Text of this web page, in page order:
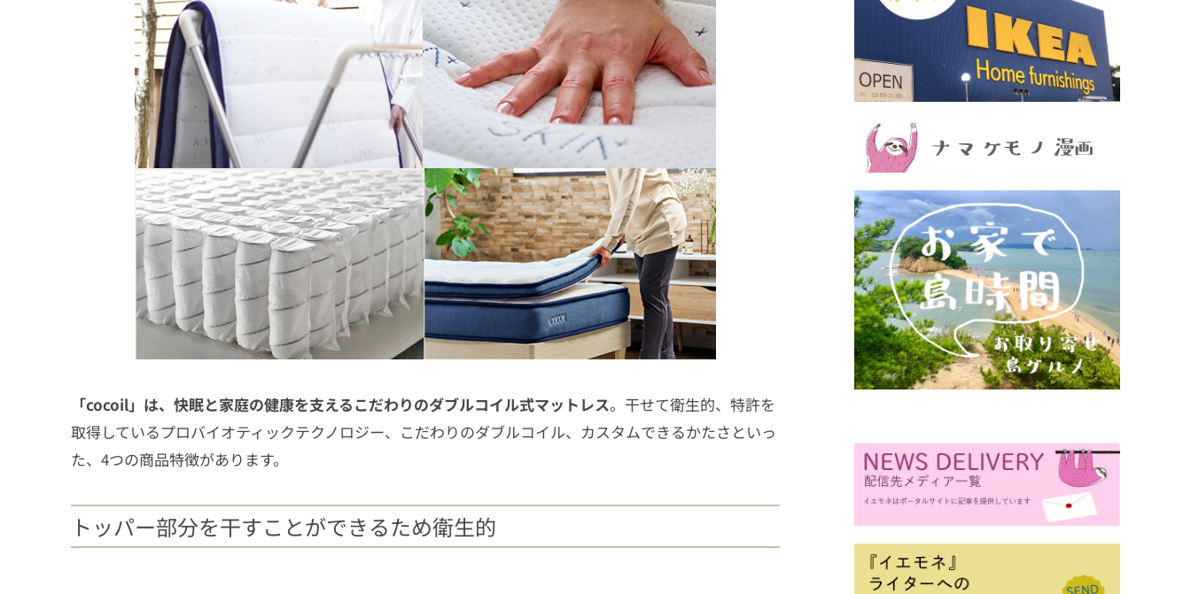
6.1クーポンを使ってお得にゲット！
「cocoil」は、快眠と家庭の健康を支えるこだわりのダブルコイル式マットレス。干せて衛生的、特許を
取得しているプロバイオティックテクノロジー、こだわりのダブルコイル、カスタムできるかたさといっ
た、4つの商品特徴があります。
トッパー部分を干すことができるため衛生的